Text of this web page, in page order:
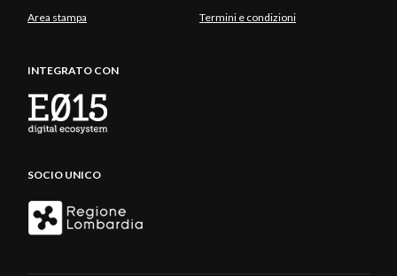
Area stampa Termini e condizioni
INTEGRATO CON
SOCIO UNICO